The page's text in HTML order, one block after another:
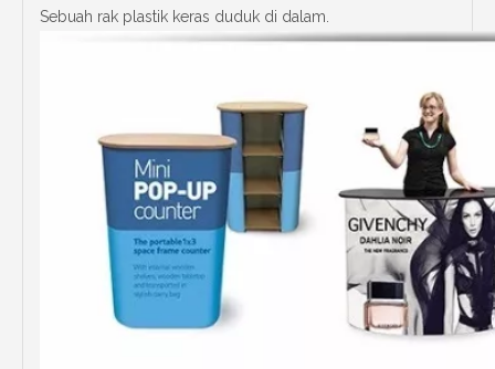
Sebuah rak plastik keras duduk di dalam.